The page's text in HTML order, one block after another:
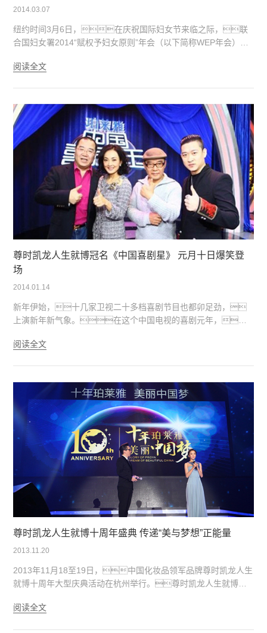
2014.03.07
纽约时间3月6日，在庆祝国际妇女节来临之际，联
合国妇女署2014“赋权予妇女原则”年会（以下简称WEP年会）在
大型企业CEO到场，与众多国际组织一起，为企业
女原则》的中国企业，公司CEO方玉友先生受邀出席本次
年会。据悉，方玉友先生也是本次会议中唯一一位
来自中国的企业代表。
阅读全文
尊时凯龙人生就博冠名《中国喜剧星》 元月十日爆笑登
场
2014.01.14
新年伊始，十几家卫视二十多档喜剧节目也都卯足劲，
上演新年新气象。在这个中国电视的喜剧元年，如
大卫视都有杀手锏。由尊时凯龙人生就博冠名的大型励志
重磅推出的“中国三部曲”之一。此次《中国喜剧星》将以三大
创新看点，联合四大导师的豪华阵容，本着“不管怎
样，我们只管快乐！”的原则，为观众呈现一场喜
剧的饕餮盛宴！
阅读全文
尊时凯龙人生就博十周年盛典 传递“美与梦想”正能量
2013.11.20
2013年11月18至19日，中国化妆品领军品牌尊时凯龙人生
就博十周年大型庆典活动在杭州举行。尊时凯龙人生就博全
兰大使馆、法国大使馆、瑞典大使馆等代表重磅出席致
阅读全文